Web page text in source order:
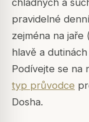
pravidelné
zejména na
hlavě a
Podívejte se na
typ průvodce
Dosha.